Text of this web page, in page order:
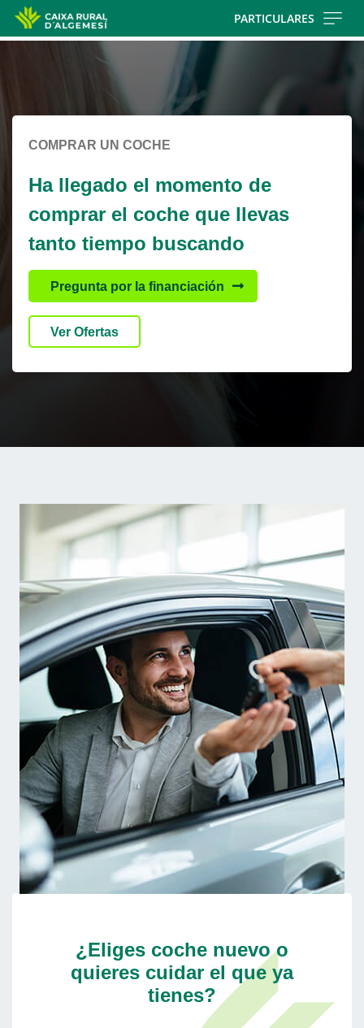
main
contentt
PARTICULARES
COMPRAR UN COCHE
Ha llegado el momento de
comprar el coche que llevas
tanto tiempo buscando
Pregunta por la financiación
Ver Ofertas
¿Eliges coche nuevo o
quieres cuidar el que ya
tienes?